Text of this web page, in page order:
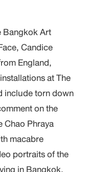
Bangkok Art
Candice
England,
at The
include torn down
on the
Phraya
macabre
portraits of the